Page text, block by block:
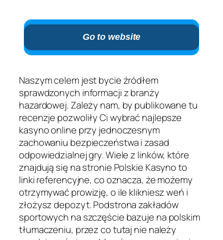
Go to website
Naszym celem jest bycie źródłem
sprawdzonych informacji z branży
hazardowej. Zależy nam, by publikowane tu
recenzje pozwoliły Ci wybrać najlepsze
kasyno online przy jednoczesnym
zachowaniu bezpieczeństwa i zasad
odpowiedzialnej gry. Wiele z linków, które
znajdują się na stronie Polskie Kasyno to
linki referencyjne, co oznacza, że możemy
otrzymywać prowizję, o ile klikniesz weń i
złożysz depozyt. Podstrona zakładów
sportowych na szczęście bazuje na polskim
tłumaczeniu, przez co tutaj nie należy